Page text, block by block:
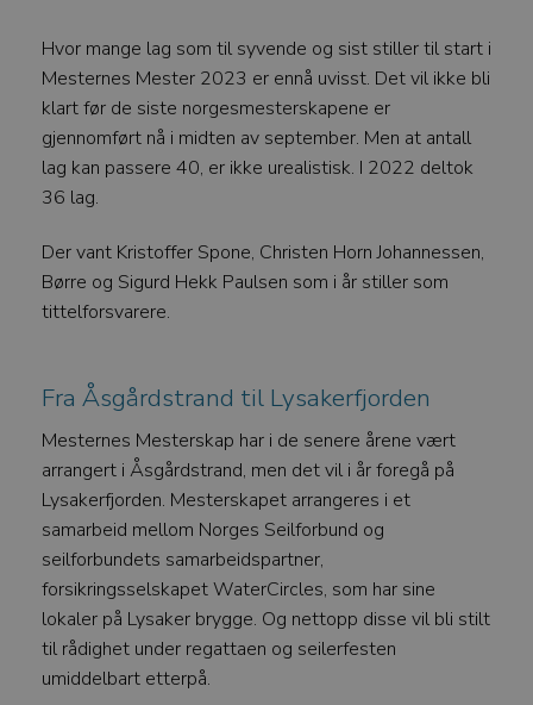
Hvor mange lag som til syvende og sist stiller til start i
Mesternes Mester 2023 er ennå uvisst. Det vil ikke bli
klart før de siste norgesmesterskapene er
gjennomført nå i midten av september. Men at antall
lag kan passere 40, er ikke urealistisk. I 2022 deltok
36 lag.
Der vant Kristoffer Spone, Christen Horn Johannessen,
Børre og Sigurd Hekk Paulsen som i år stiller som
tittelforsvarere.
Fra Åsgårdstrand til Lysakerfjorden
Mesternes Mesterskap har i de senere årene vært
arrangert i Åsgårdstrand, men det vil i år foregå på
Lysakerfjorden. Mesterskapet arrangeres i et
samarbeid mellom Norges Seilforbund og
seilforbundets samarbeidspartner,
forsikringsselskapet WaterCircles, som har sine
lokaler på Lysaker brygge. Og nettopp disse vil bli stilt
til rådighet under regattaen og seilerfesten
umiddelbart etterpå.